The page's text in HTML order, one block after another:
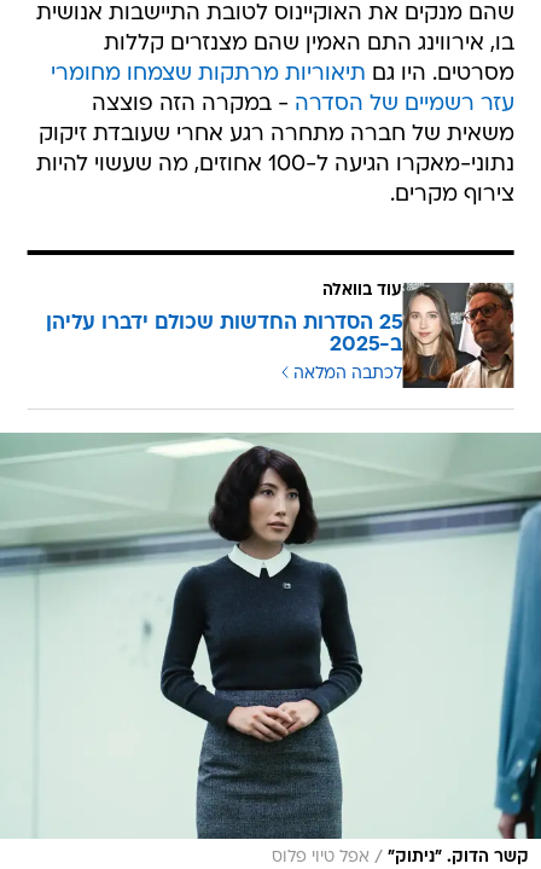
שהם מנקים את האוקיינוס לטובת התיישבות אנושית
בו, אירווינג התם האמין שהם מצנזרים קללות
מסרטים. היו גם תיאוריות מרתקות שצמחו מחומרי
עזר רשמיים של הסדרה - במקרה הזה פוצצה
משאית של חברה מתחרה רגע אחרי שעובדת זיקוק
נתוני-מאקרו הגיעה ל-100 אחוזים, מה שעשוי להיות
צירוף מקרים.
עוד בוואלה
25 הסדרות החדשות שכולם ידברו עליהן
ב-2025
לכתבה המלאה
קשר הדוק. "ניתוק" / אפל טיוי פלוס